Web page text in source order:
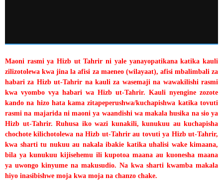
Maoni rasmi ya Hizb ut Tahrir ni yale yanayopatikana katika kauli
zilizotolewa kwa jina la afisi za maeneo (wilayaat), afisi mbalimbali za
habari za Hizb ut-Tahrir na kauli za wasemaji na wawakilishi rasmi
kwa vyombo vya habari wa Hizb ut-Tahrir. Kauli nyengine zozote
kando na hizo hata kama zitapeperushwa/kuchapishwa katika tovuti
rasmi na majarida ni maoni ya waandishi wa makala husika na sio ya
Hizb ut-Tahrir. Ruhusa iko wazi kunakili, kunukuu au kuchapisha
chochote kilichotolewa na Hizb ut-Tahrir au tovuti ya Hizb ut-Tahrir,
kwa sharti tu nukuu au nakala ibakie katika uhalisi wake kimaana,
bila ya kunukuu kijisehemu ili kupotoa maana au kuonesha maana
ya uwongo kinyume na makusudio. Na kwa sharti kwamba makala
hiyo inasibishwe moja kwa moja na chanzo chake.